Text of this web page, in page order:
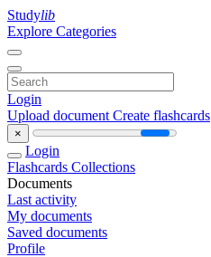
Studylib
Explore Categories
Login
Upload document Create flashcards
×
Login
Flashcards Collections
Documents
Last activity
My documents
Saved documents
Profile